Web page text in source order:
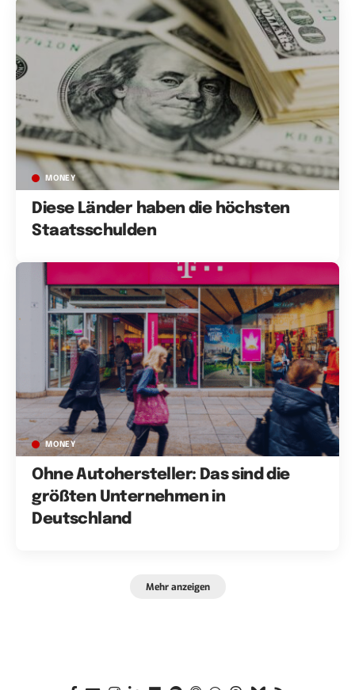
MONEY
Diese Länder haben die höchsten
Staatsschulden
MONEY
Ohne Autohersteller: Das sind die
größten Unternehmen in
Deutschland
Mehr anzeigen